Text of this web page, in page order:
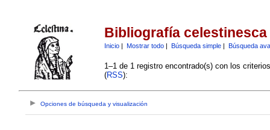
Bibliografía celestinesca
Inicio| Mostrar todo| Búsqueda simple| Búsqueda
1–1 de 1 registro encontrado(s) con los
(RSS):
Opciones de búsqueda y visualización